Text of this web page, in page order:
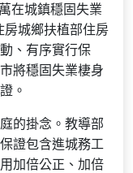
在城鎮穩固失業
房城鄉扶植部住房
、有序實行保
將穩固失業棲身
。
的掛念。教導部
證包含進城務工
加倍公正、加倍